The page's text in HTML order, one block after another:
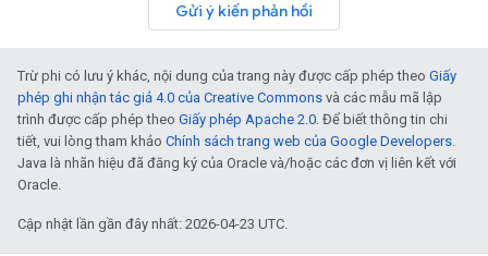
Gửi ý kiến phản hồi
Trừ phi có lưu ý khác, nội dung của trang này được cấp phép theo Giấy
phép ghi nhận tác giả 4.0 của Creative Commons và các mẫu mã lập
trình được cấp phép theo Giấy phép Apache 2.0. Để biết thông tin chi
tiết, vui lòng tham khảo Chính sách trang web của Google Developers.
Java là nhãn hiệu đã đăng ký của Oracle và/hoặc các đơn vị liên kết với
Oracle.
Cập nhật lần gần đây nhất: 2026-04-23 UTC.